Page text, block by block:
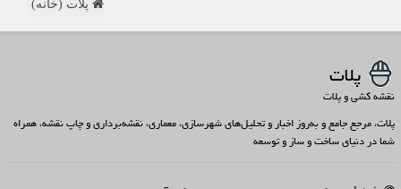
پلات (خانه)
پلات
نقشه کشی و پلات
پلات، مرجع جامع و به‌روز اخبار و تحلیل‌های شهرسازی، معماری، نقشه‌برداری و چاپ نقشه، همراه
شما در دنیای ساخت و ساز و توسعه